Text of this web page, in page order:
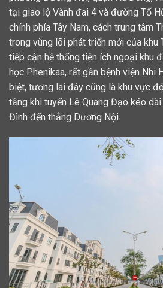
tại giao lộ Vành đai 4 và đường Tố
chính phía Tây Nam, cách trung tâm
trong vùng lõi phát triển mới của khu
tiếp cận hệ thống tiện ích ngoại khu
học Phenikaa, rất gần bệnh viện Nhi
biệt, tương lai đây cũng là khu vực
tầng khi tuyến Lê Quang Đạo kéo
Đình đến thẳng Dương Nội.